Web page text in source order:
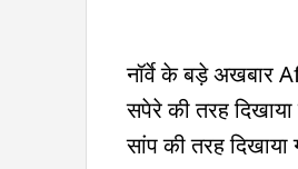
नॉर्वे के बड़े अखबार
सपेरे की तरह
सांप की तरह